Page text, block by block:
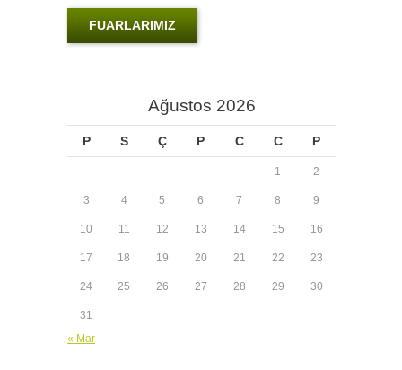
FUARLARIMIZ
Ağustos 2026
P S Ç P C C P
1 2
3 4 5 6 7 8 9
10 11 12 13 14 15 16
17 18 19 20 21 22 23
24 25 26 27 28 29 30
31
« Mar